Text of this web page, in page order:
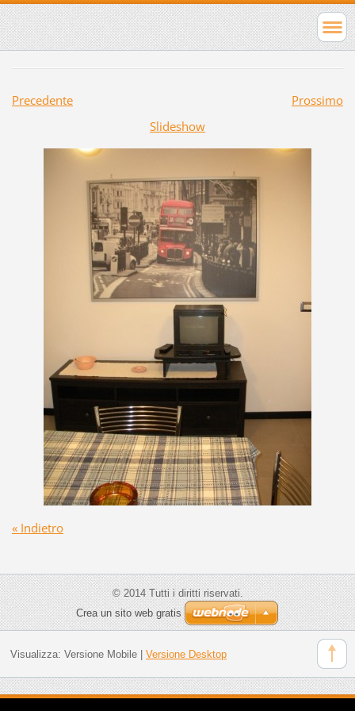
Precedente
Prossimo
Slideshow
« Indietro
© 2014 Tutti i diritti riservati.
Crea un sito web gratis
Visualizza: Versione Mobile| Versione Desktop